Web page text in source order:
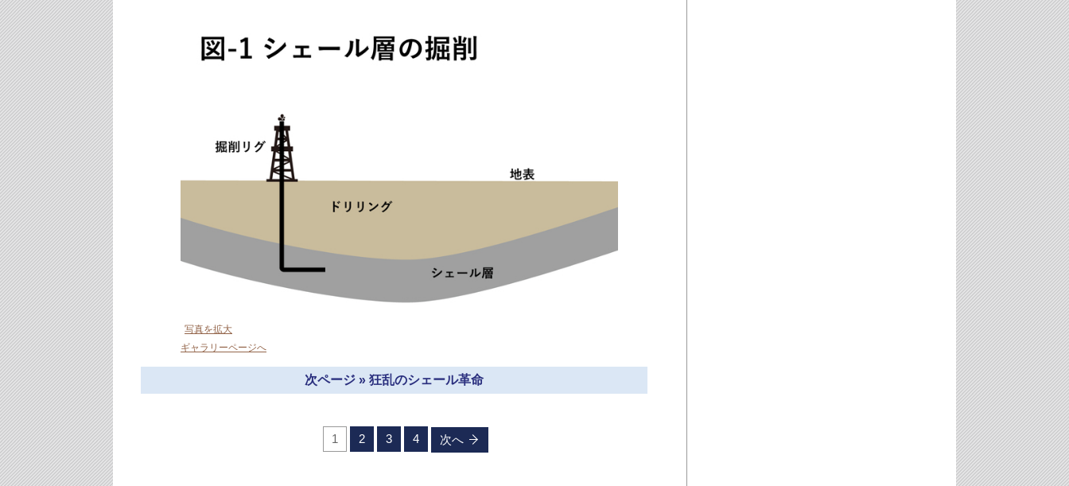
写真を拡大
ギャラリーページへ
次ページ » 狂乱のシェール革命
1 2 3 4 次へ